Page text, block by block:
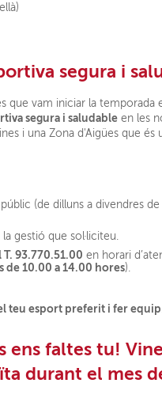
segura i
vam iniciar la temporada
segura i saludableen les
i una Zona d'Aigües que
(de dilluns a divendres
gestió que sol·liciteu.
93.770.51.00 en horari
de 10.00 a 14.00 hores).
teu esport preferit i fer equip
ens faltes tu!
durant el mes